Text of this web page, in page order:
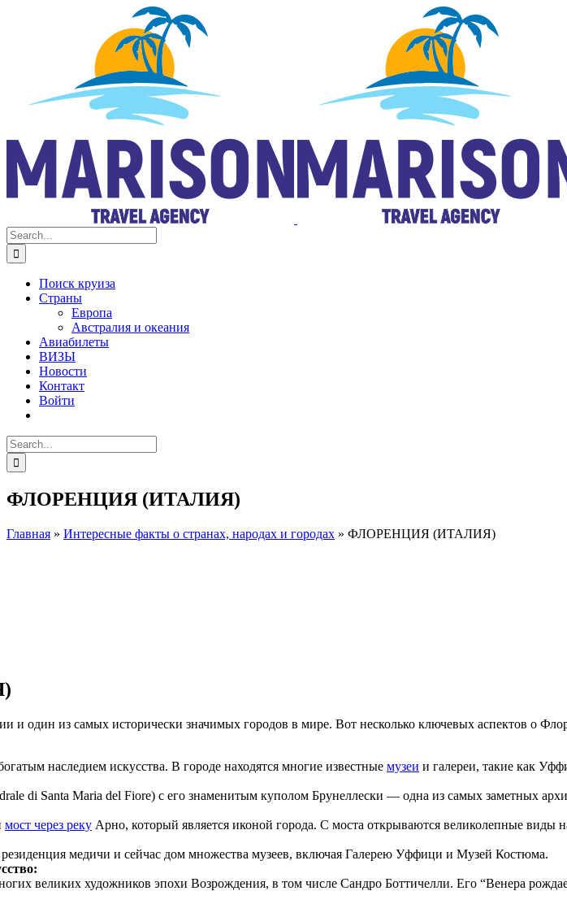
Search
for:
Поиск круиза
Страны
Европа
Австралия и океания
Авиабилеты
ВИЗЫ
Новости
Контакт
Войти
Search
for:
ФЛОРЕНЦИЯ (ИТАЛИЯ)
Главная » Интересные факты о странах, народах и городах » ФЛОРЕНЦИЯ (ИТАЛИЯ)
и один из самых исторически значимых городов в мире. Вот несколько ключевых аспектов о
наследием искусства. В городе находятся многие известные музеи и галереи, такие как
di Santa Maria del Fiore) с его знаменитым куполом Брунеллески — одна из самых заметных
мост через реку Арно, который является иконой города. С моста открываются великолепные виды
медичи и сейчас дом множества музеев, включая Галерею Уффици и Музей Костюма.
великих художников эпохи Возрождения, в том числе Сандро Боттичелли. Его “Венера